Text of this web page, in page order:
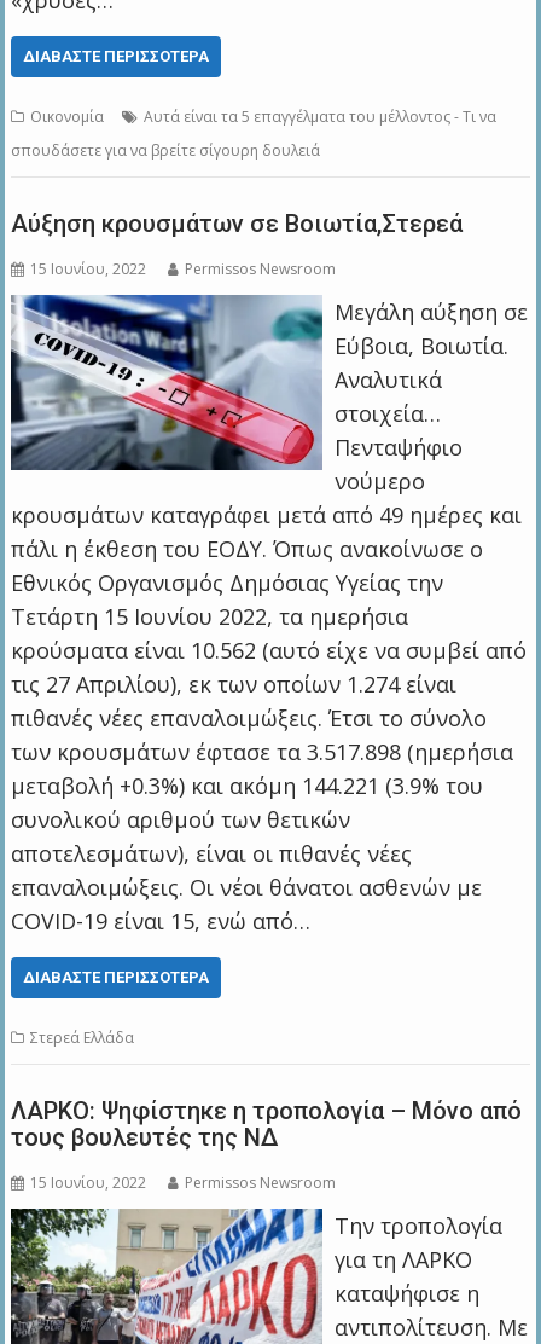
ΔΙΑΒΆΣΤΕ ΠΕΡΙΣΣΌΤΕΡΑ
Οικονομία
Αυτά είναι τα 5 επαγγέλματα του μέλλοντος - Τι να
σπουδάσετε για να βρείτε σίγουρη δουλειά
Αύξηση κρουσμάτων σε Βοιωτία,Στερεά
15 Ιουνίου, 2022 Permissos Newsroom
Μεγάλη αύξηση σε
Εύβοια, Βοιωτία.
Αναλυτικά
στοιχεία…
Πενταψήφιο
νούμερο
κρουσμάτων καταγράφει μετά από 49 ημέρες και
πάλι η έκθεση του ΕΟΔΥ. Όπως ανακοίνωσε ο
Εθνικός Οργανισμός Δημόσιας Υγείας την
Τετάρτη 15 Ιουνίου 2022, τα ημερήσια
κρούσματα είναι 10.562 (αυτό είχε να συμβεί από
τις 27 Απριλίου), εκ των οποίων 1.274 είναι
πιθανές νέες επαναλοιμώξεις. Έτσι το σύνολο
των κρουσμάτων έφτασε τα 3.517.898 (ημερήσια
μεταβολή +0.3%) και ακόμη 144.221 (3.9% του
συνολικού αριθμού των θετικών
αποτελεσμάτων), είναι οι πιθανές νέες
επαναλοιμώξεις. Οι νέοι θάνατοι ασθενών με
COVID-19 είναι 15, ενώ από…
ΔΙΑΒΆΣΤΕ ΠΕΡΙΣΣΌΤΕΡΑ
Στερεά Ελλάδα
ΛΑΡΚΟ: Ψηφίστηκε η τροπολογία – Μόνο από
τους βουλευτές της ΝΔ
15 Ιουνίου, 2022 Permissos Newsroom
Την τροπολογία
για τη ΛΑΡΚΟ
καταψήφισε η
αντιπολίτευση. Με